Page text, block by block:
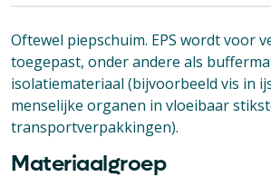
Oftewel piepschuim. EPS wordt voor
toegepast, onder andere als
isolatiemateriaal (bijvoorbeeld vis in
menselijke organen in vloeibaar
transportverpakkingen).
Materiaalgroep